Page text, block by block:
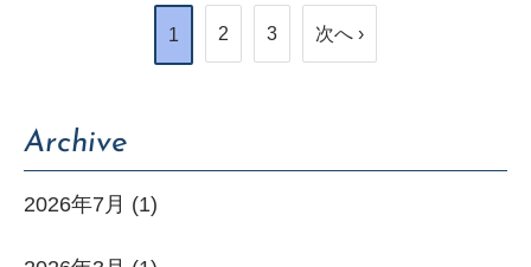
1 2 3 次へ ›
Archive
2026年7月 (1)